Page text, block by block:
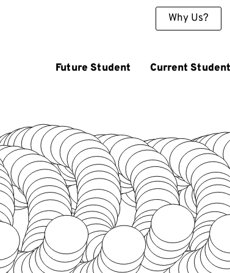
Why Us?
Future Student Current Student